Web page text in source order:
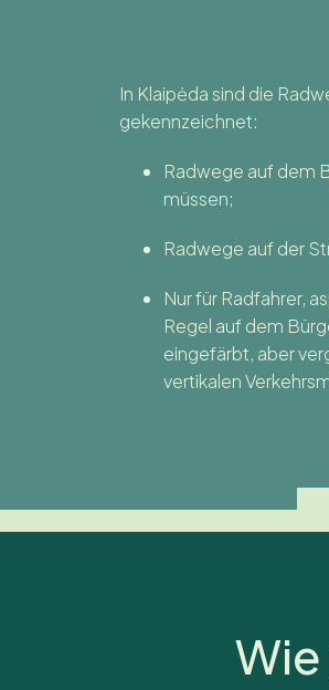
In Klaipėda sind die
gekennzeichnet:
Radwege auf dem
müssen;
Radwege auf der
Nur für Radfahrer,
Regel auf dem
eingefärbt, aber
vertikalen